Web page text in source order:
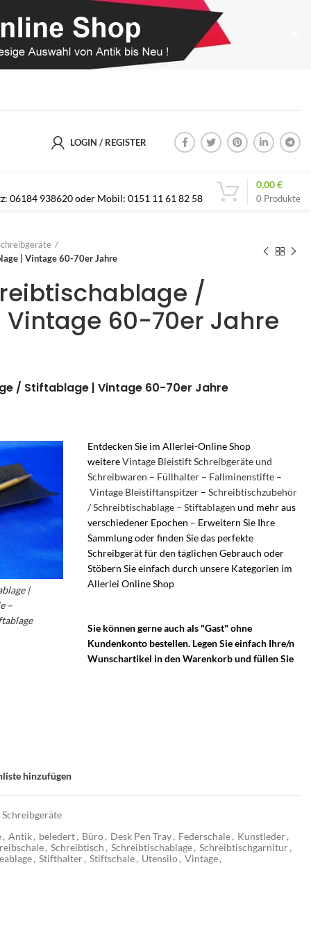
LOGIN / REGISTER
06184 938620 oder Mobil: 0151 11 61 82 58 0 Produkte
0,00€
| Vintage 60-70er Jahre
/
60-70er Jahre
/ Stiftablage | Vintage 60-70er Jahre
|
–
Entdecken Sie im Allerlei-Online Shop
weitereVintage Bleistift Schreibgeräte und
Schreibwaren – Füllhalter – Fallminenstifte –
Vintage Bleistiftanspitzer – Schreibtischzubehör
/ Schreibtischablage – Stiftablagen und mehr aus
verschiedener Epochen – Erweitern Sie Ihre
Sammlung oder finden Sie das perfekte
Schreibgerät für den täglichen Gebrauch oder
Stöbern Sie einfach durch unsere Kategorien im
Allerlei Online Shop
Sie können gerne auch als "Gast" ohne
Kundenkonto bestellen. Legen Sie einfach Ihre/n
Wunschartikel in den Warenkorb und füllen Sie
hinzufügen
, Antik, beledert, Büro, Desk Pen Tray, Federschale, Kunstleder,
, Schreibtisch , Schreibtischablage, Schreibtischgarnitur,
, Stifthalter, Stiftschale, Utensilo, Vintage,